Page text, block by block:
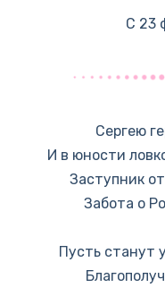
С 23
Сергею
И в юности
Заступник
Забота о
Пусть станут